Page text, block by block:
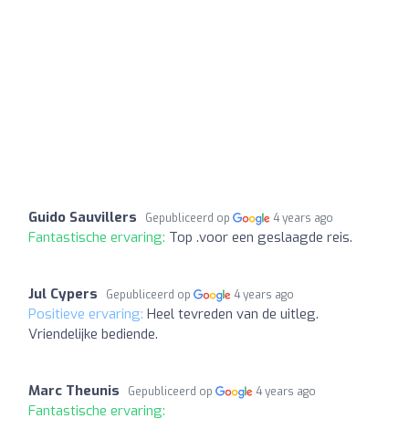
Guido Sauvillers Gepubliceerd op 4 years ago
Fantastische ervaring: Top .voor een geslaagde reis.
Jul Cypers Gepubliceerd op 4 years ago
Positieve ervaring: Heel tevreden van de uitleg.
Vriendelijke bediende.
Marc Theunis Gepubliceerd op 4 years ago
Fantastische ervaring: